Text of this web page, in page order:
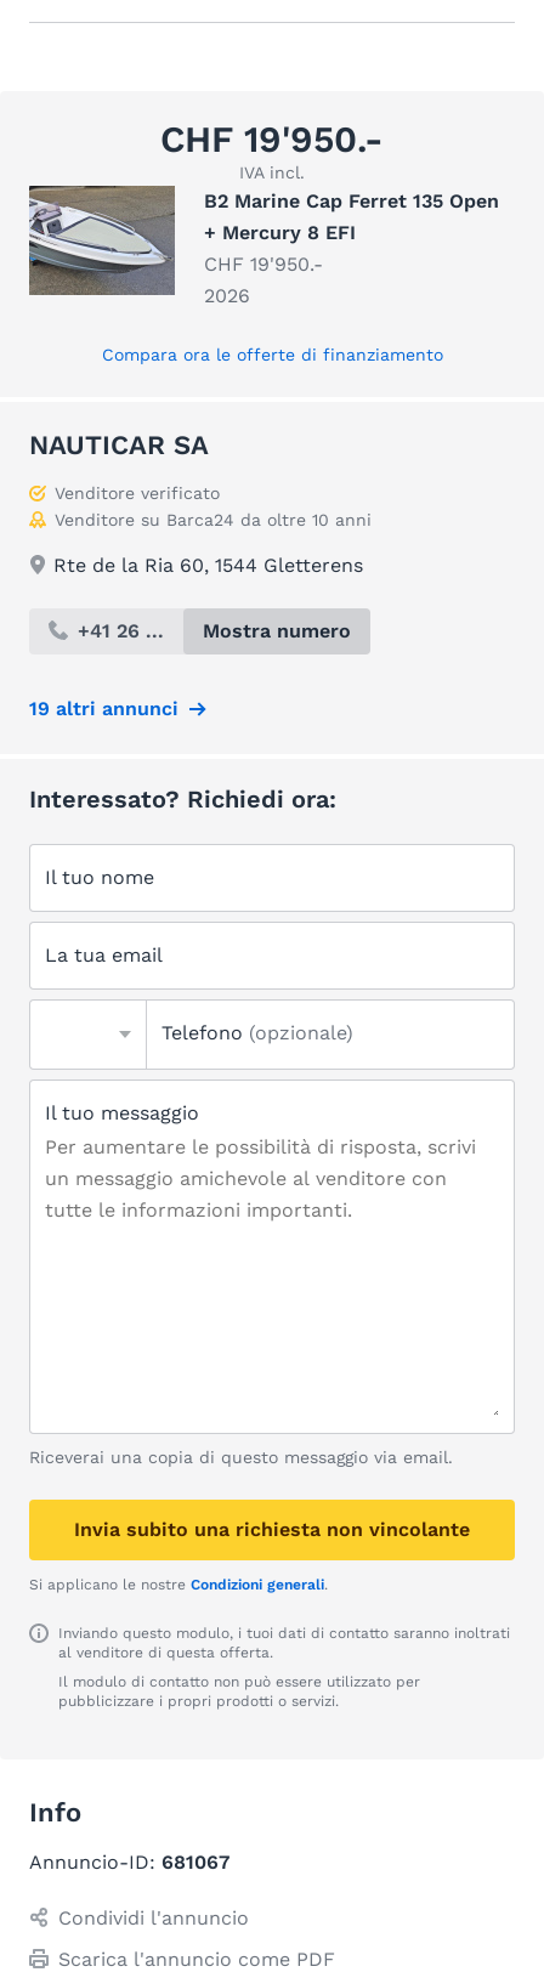
CHF 19'950.-
IVA incl.
B2 Marine Cap Ferret 135 Open
+ Mercury 8 EFI
CHF 19'950.-
2026
Compara ora le offerte di finanziamento
NAUTICAR SA
Venditore verificato
Venditore su Barca24 da oltre 10 anni
Rte de la Ria 60, 1544 Gletterens
+41 26 ... Mostra numero
19 altri annunci
Interessato? Richiedi ora:
Il tuo nome
La tua email
Telefono (opzionale)
Il tuo messaggio
Riceverai una copia di questo messaggio via email.
Invia subito una richiesta non vincolante
Si applicano le nostre Condizioni generali.
Inviando questo modulo, i tuoi dati di contatto saranno inoltrati
al venditore di questa offerta.
Il modulo di contatto non può essere utilizzato per
pubblicizzare i propri prodotti o servizi.
Info
Annuncio-ID: 681067
Condividi l'annuncio
Scarica l'annuncio come PDF